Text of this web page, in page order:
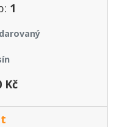
1
Kč